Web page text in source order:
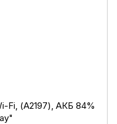
Fi, (А2197), АКБ 84%